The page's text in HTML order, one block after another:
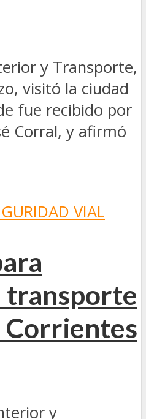
y Transporte,
visitó la ciudad
fue recibido por
Corral, y afirmó
VIAL
transporte
Corrientes
y